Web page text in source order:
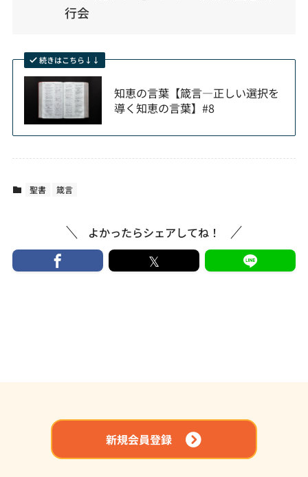
行会
続きはこちら↓↓
知恵の言葉【箴言―正しい選択を
導く知恵の言葉】#8
聖書 箴言
よかったらシェアしてね！
新規会員登録